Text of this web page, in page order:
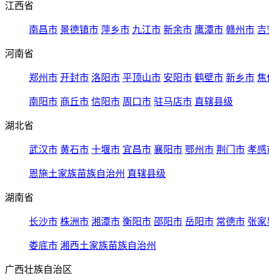
江西省
南昌市 景德镇市 萍乡市 九江市 新余市 鹰潭市 赣州市 吉
河南省
郑州市 开封市 洛阳市 平顶山市 安阳市 鹤壁市 新乡市 焦
南阳市 商丘市 信阳市 周口市 驻马店市 直辖县级
湖北省
武汉市 黄石市 十堰市 宜昌市 襄阳市 鄂州市 荆门市 孝感
恩施土家族苗族自治州 直辖县级
湖南省
长沙市 株洲市 湘潭市 衡阳市 邵阳市 岳阳市 常德市 张家
娄底市 湘西土家族苗族自治州
广西壮族自治区